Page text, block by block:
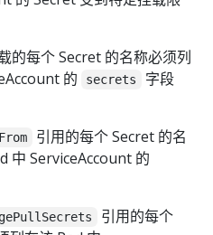
的每个 Secret 的名称必须列
的
secrets
字段
引用的每个 Secret 的名
中 ServiceAccount 的
引用的每个